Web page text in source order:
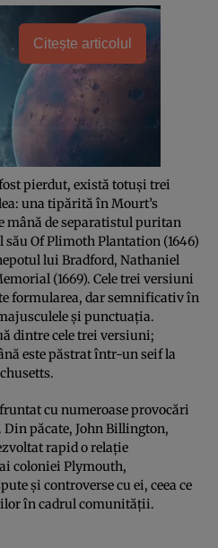
Citește articolul
pierdut, există totuși trei
una tipărită în Mourt’s
mână de separatistul puritan
Of Plimoth Plantation (1646)
lui Bradford, Nathaniel
(1669). Cele trei versiuni
formularea, dar semnificativ în
și punctuația.
dintre cele trei versiuni;
este păstrat într-un seif la
cu numeroase provocări
păcate, John Billington,
rapid o relație
coloniei Plymouth,
și controverse cu ei, ceea ce
în cadrul comunității.